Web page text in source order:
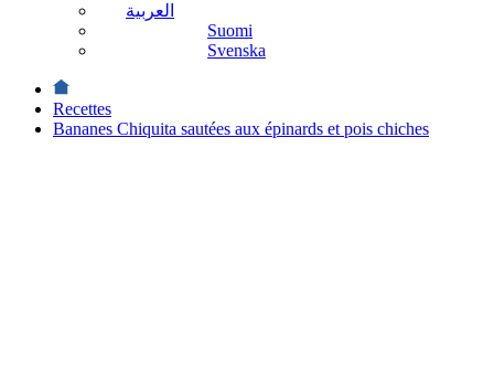
العربية
Suomi
Svenska
Recettes
Bananes Chiquita sautées aux épinards et pois chiches